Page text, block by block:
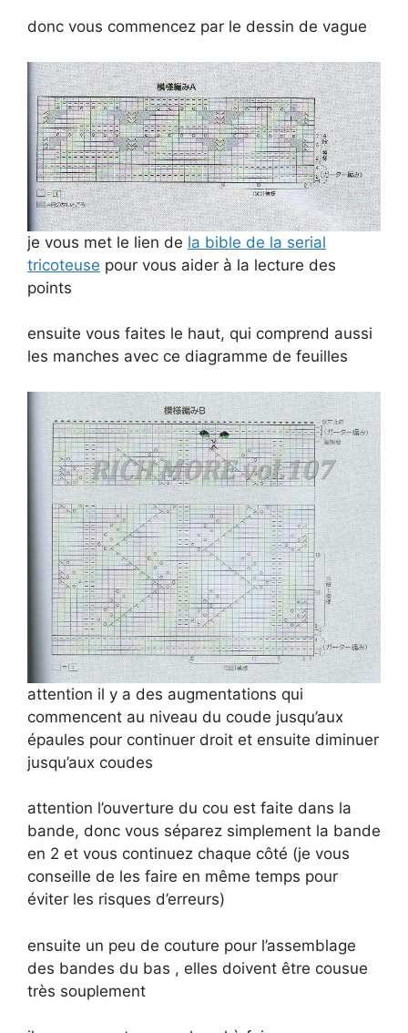
donc vous commencez par le dessin de vague
je vous met le lien de la bible de la serial
tricoteuse pour vous aider à la lecture des
points
ensuite vous faites le haut, qui comprend aussi
les manches avec ce diagramme de feuilles
attention il y a des augmentations qui
commencent au niveau du coude jusqu’aux
épaules pour continuer droit et ensuite diminuer
jusqu’aux coudes
attention l’ouverture du cou est faite dans la
bande, donc vous séparez simplement la bande
en 2 et vous continuez chaque côté (je vous
conseille de les faire en même temps pour
éviter les risques d’erreurs)
ensuite un peu de couture pour l’assemblage
des bandes du bas , elles doivent être cousue
très souplement